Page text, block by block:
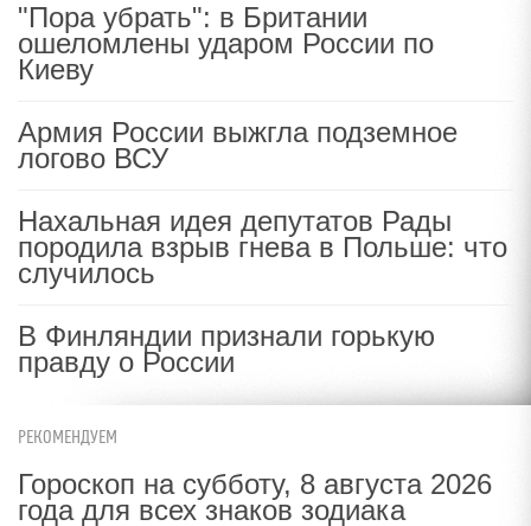
"Пора убрать": в Британии
ошеломлены ударом России по
Киеву
Армия России выжгла подземное
логово ВСУ
Нахальная идея депутатов Рады
породила взрыв гнева в Польше: что
случилось
В Финляндии признали горькую
правду о России
РЕКОМЕНДУЕМ
Гороскоп на субботу, 8 августа 2026
года для всех знаков зодиака